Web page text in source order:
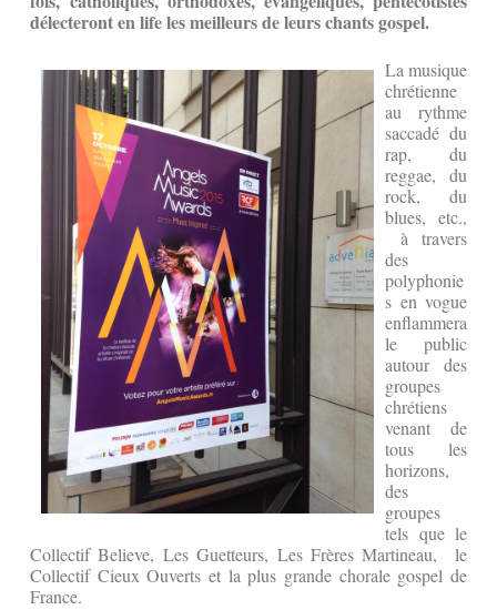
délecteront en life les meilleurs de leurs chants gospel.
La musique
chrétienne
au rythme
saccadé du
rap, du
reggae, du
rock, du
blues, etc.,
à travers
des
polyphonie
s en vogue
enflammera
le public
autour des
groupes
chrétiens
venant de
tous les
horizons,
des
groupes
tels que le
Collectif Believe, Les Guetteurs, Les Frères Martineau, le
Collectif Cieux Ouverts et la plus grande chorale gospel de
France.